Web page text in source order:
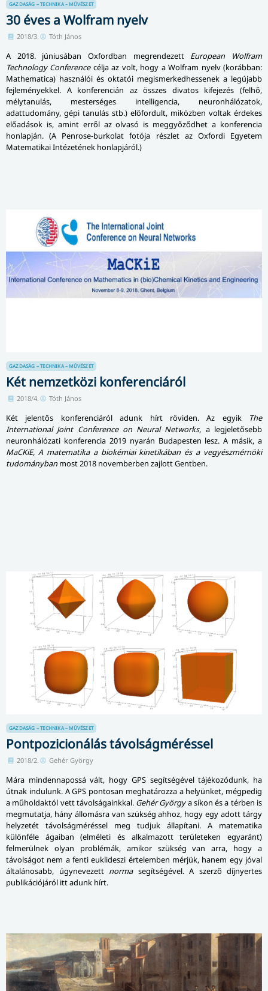
GAZDASÁG – TECHNIKA – MŰVÉSZET
30 éves a Wolfram nyelv
2018/3. Tóth János
A 2018. júniusában Oxfordban megrendezett European Wolfram
Technology Conferencecélja az volt, hogy a Wolfram nyelv (korábban:
Mathematica) használói és oktatói megismerkedhessenek a legújabb
fejleményekkel. A konferencián az összes divatos kifejezés (felhő,
mélytanulás, mesterséges intelligencia, neuronhálózatok,
adattudomány, gépi tanulás stb.) előfordult, miközben voltak érdekes
előadások is, amint erről az olvasó is meggyőződhet a konferencia
honlapján. (A Penrose-burkolat fotója részlet az Oxfordi Egyetem
Matematikai Intézetének honlapjáról.)
GAZDASÁG – TECHNIKA – MŰVÉSZET
Két nemzetközi konferenciáról
2018/4. Tóth János
Két jelentős konferenciáról adunk hírt röviden. Az egyik
The
International Joint Conference on Neural Networks, a legjeletősebb
neuronhálózati konferencia 2019 nyarán Budapesten lesz. A másik, a
MaCKiE, A matematika a biokémiai kinetikában és a vegyészmérnöki
tudományban most 2018 novemberben zajlott Gentben.
GAZDASÁG – TECHNIKA – MŰVÉSZET
Pontpozicionálás távolságméréssel
2018/2. Gehér György
Mára mindennapossá vált, hogy GPS segítségével tájékozódunk, ha
útnak indulunk. A GPS pontosan meghatározza a helyünket, mégpedig
a mű­hol­dak­tól vett távolságainkkal. Gehér Györgya síkon és a térben is
megmutatja, hány állomásra van szükség ahhoz, hogy egy adott tárgy
helyzetét távolságméréssel meg tudjuk állapítani. A matematika
különféle ágaiban (elméleti és al­kal­ma­zott területeken egyaránt)
felmerülnek olyan problémák, amikor szükség van arra, hogy a
távolságot nem a fenti euklideszi értelemben mérjük, hanem egy jóval
általánosabb, úgy­ne­ve­zett normasegítségével. A szerző díjnyertes
publikációjáról itt adunk hírt.